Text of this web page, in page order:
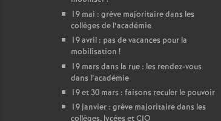
19 mai : grève majoritaire dans les
collèges de l’académie
19 avril : pas de vacances pour la
mobilisation !
19 mars dans la rue : les rendez-vous
dans l’académie
19 et 30 mars : faisons reculer le pouvoir
19 janvier : grève majoritaire dans les